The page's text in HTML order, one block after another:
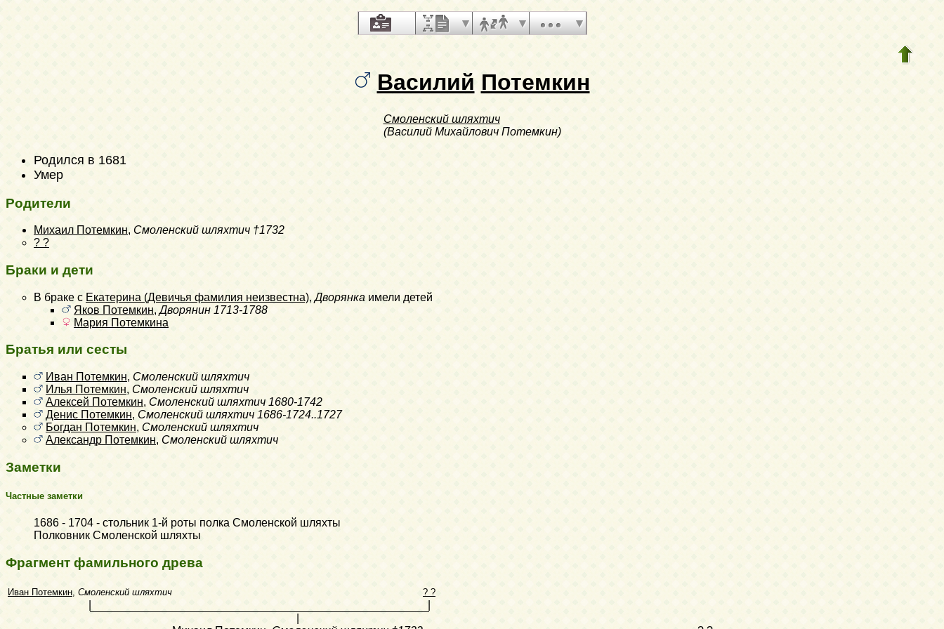
Василий Потемкин
Смоленский шляхтич
(Василий Михайлович Потемкин)
Родился в 1681
Умер
Родители
Михаил Потемкин, Смоленский шляхтич †1732
? ?
Браки и дети
В браке с Екатерина (Девичья фамилия неизвестна),Дворянка имели детей
Яков Потемкин,Дворянин 1713-1788
Мария Потемкина
Братья или сесты
Иван Потемкин, Смоленский шляхтич
Илья Потемкин, Смоленский шляхтич
Алексей Потемкин, Смоленский шляхтич 1680-1742
Денис Потемкин, Смоленский шляхтич 1686-1724..1727
Богдан Потемкин, Смоленский шляхтич
Александр Потемкин, Смоленский шляхтич
Заметки
Частные заметки
1686 - 1704 - стольник 1-й роты полка Смоленской шляхты
Полковник Смоленской шляхты
Фрагмент фамильного древа
Иван Потемкин Смоленский шляхтич ? ?